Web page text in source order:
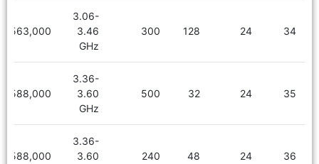
34
24
128
300
3.06-
3.46
GHz
4,563,000
35
24
32
500
3.36-
3.60
GHz
3,588,000
36
24
48
240
3.36-
3.60
3,588,000